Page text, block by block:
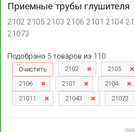
Приемные трубы глушителя
2102 2105 2103 2106 2101 2104
21073
Подобрано 5 товаров из 110
Очистить 2102 2105
2106
2101 2104
21011
21043 21073